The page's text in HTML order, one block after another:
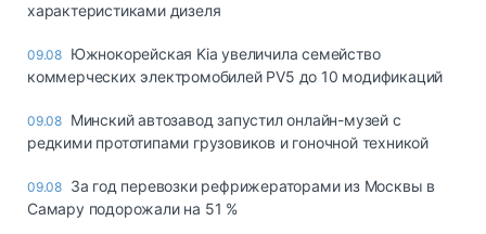
характеристиками дизеля
09.08 Южнокорейская Kia увеличила семейство
коммерческих электромобилей PV5 до 10 модификаций
09.08 Минский автозавод запустил онлайн-музей с
редкими прототипами грузовиков и гоночной техникой
09.08 За год перевозки рефрижераторами из Москвы в
Самару подорожали на 51 %